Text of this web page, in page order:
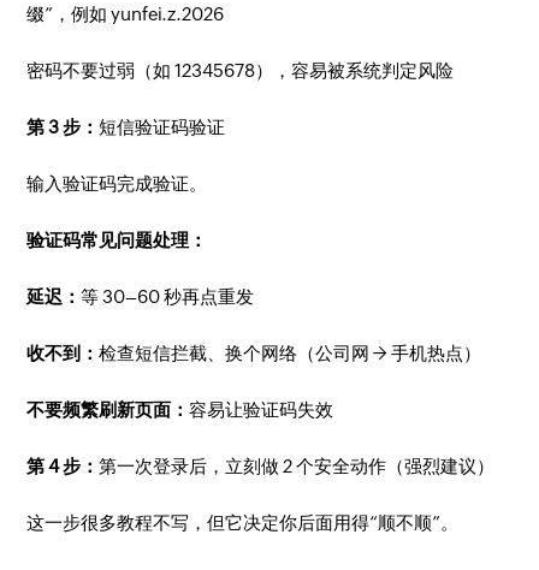
缀”，例如 yunfei.z.2026
密码不要过弱（如 12345678），容易被系统判定风险
第 3 步：短信验证码验证
输入验证码完成验证。
验证码常见问题处理：
延迟：等 30–60 秒再点重发
收不到：检查短信拦截、换个网络（公司网 → 手机热点）
不要频繁刷新页面：容易让验证码失效
第 4 步：第一次登录后，立刻做 2 个安全动作（强烈建议）
这一步很多教程不写，但它决定你后面用得“顺不顺”。